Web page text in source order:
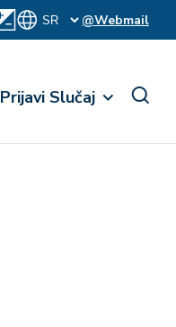
@Webmail
Prijavi Slučaj